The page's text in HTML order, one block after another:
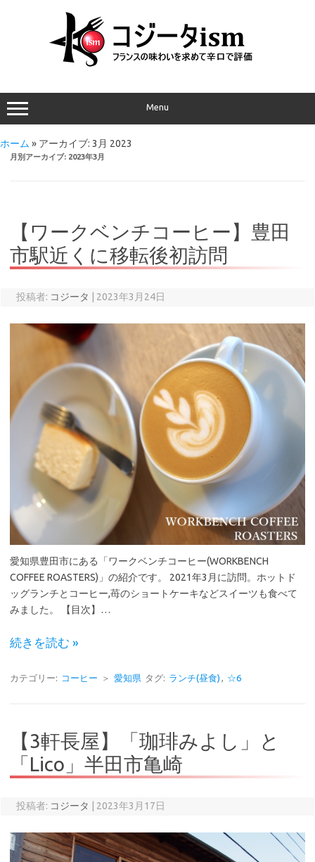
Menu
ホーム » アーカイブ: 3月 2023
月別アーカイブ: 2023年3月
【ワークベンチコーヒー】豊田
市駅近くに移転後初訪問
投稿者: コジータ 2023年3月24日
愛知県豊田市にある「ワークベンチコーヒー(WORKBENCH
COFFEE ROASTERS)」の紹介です。 2021年3月に訪問。ホットド
ッグランチとコーヒー,苺のショートケーキなどスイーツも食べて
みました。 【目次】…
続きを読む »
カテゴリー: コーヒー ＞ 愛知県 タグ: ランチ(昼食) , ☆6
【3軒長屋】「珈琲みよし」と
「Lico」半田市亀崎
投稿者: コジータ 2023年3月17日